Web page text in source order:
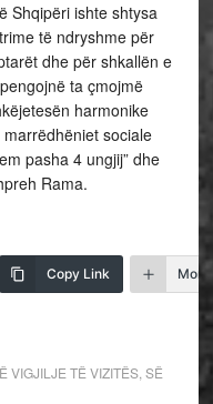
Shqipëri ishte shtysa
të ndryshme për
dhe për shkallën e
ta çmojmë
harmonike
sociale
pasha 4 ungjij” dhe
Rama.
Copy Link More
VIGJILJE TË VIZITËS, SË